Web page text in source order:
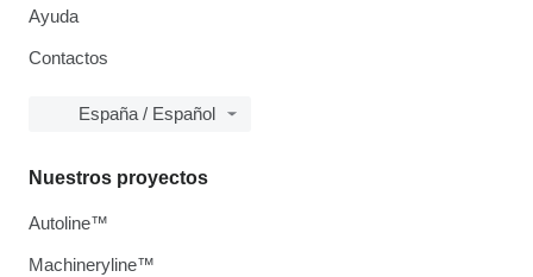
Ayuda
Contactos
España / Español
Nuestros proyectos
Autoline™
Machineryline™